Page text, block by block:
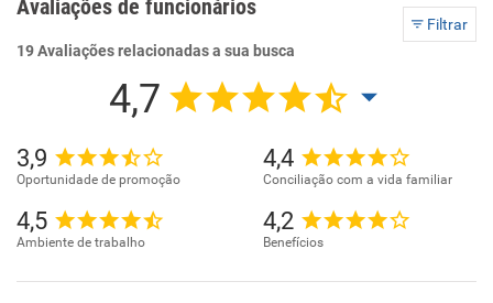
Avaliações de funcionários
Filtrar
19 Avaliações relacionadas a sua busca
4,7
3,9
Oportunidade de promoção
4,4
Conciliação com a vida familiar
4,5
Ambiente de trabalho
4,2
Benefícios